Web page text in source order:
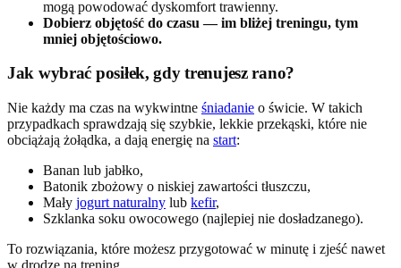
mogą powodować dyskomfort trawienny.
Dobierz objętość do czasu — im bliżej treningu, tym
mniej objętościowo.
Jak wybrać posiłek, gdy trenujesz rano?
Nie każdy ma czas na wykwintne śniadanie o świcie. W takich
przypadkach sprawdzają się szybkie, lekkie przekąski, które nie
obciążają żołądka, a dają energię na start:
Banan lub jabłko,
Batonik zbożowy o niskiej zawartości tłuszczu,
Mały jogurt naturalny lub kefir,
Szklanka soku owocowego (najlepiej nie dosładzanego).
To rozwiązania, które możesz przygotować w minutę i zjeść nawet
w drodze na trening.